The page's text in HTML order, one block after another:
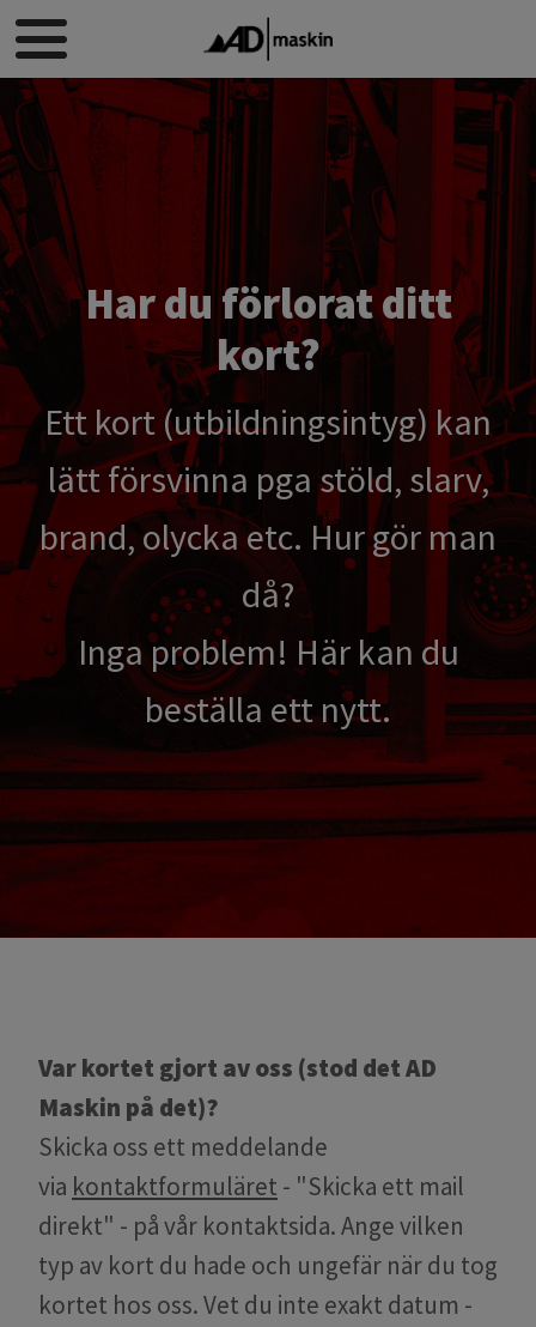
Har du förlorat ditt
kort?
Ett kort (utbildningsintyg) kan
lätt försvinna pga stöld, slarv,
brand, olycka etc. Hur gör man
då?
Inga problem! Här kan du
beställa ett nytt.
Var kortet gjort av oss (stod det AD
Maskin på det)?
Skicka oss ett meddelande
via kontaktformuläret - "Skicka ett mail
direkt" - på vår kontaktsida. Ange vilken
typ av kort du hade och ungefär när du tog
kortet hos oss. Vet du inte exakt datum -